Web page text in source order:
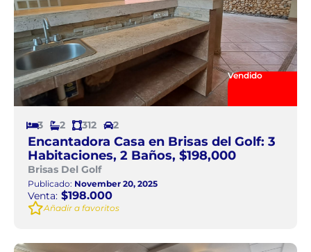
Vendido
3 2 312 2
Encantadora Casa en Brisas del Golf: 3
Habitaciones, 2 Baños, $198,000
Brisas Del Golf
Publicado: November 20, 2025
Venta: $198.000
Añadir a favoritos